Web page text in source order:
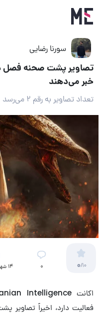
سورنا رضایی
تصاویر پشت صحنه فصل
خبر می‌دهند
تعداد تصاویر به رقم ۲ می‌رسد
0/10 ۰ 14 شهریور 1402
فعالیت دارد، اخیراً تصاویر